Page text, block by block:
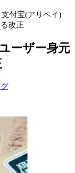
支付宝(アリペイ)
改正
ーザー身元